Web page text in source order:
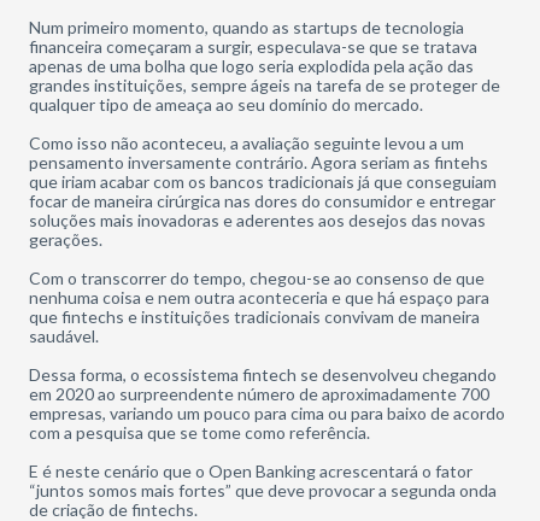
Num primeiro momento, quando as startups de tecnologia
financeira começaram a surgir, especulava-se que se tratava
apenas de uma bolha que logo seria explodida pela ação das
grandes instituições, sempre ágeis na tarefa de se proteger de
qualquer tipo de ameaça ao seu domínio do mercado.
Como isso não aconteceu, a avaliação seguinte levou a um
pensamento inversamente contrário. Agora seriam as fintehs
que iriam acabar com os bancos tradicionais já que conseguiam
focar de maneira cirúrgica nas dores do consumidor e entregar
soluções mais inovadoras e aderentes aos desejos das novas
gerações.
Com o transcorrer do tempo, chegou-se ao consenso de que
nenhuma coisa e nem outra aconteceria e que há espaço para
que fintechs e instituições tradicionais convivam de maneira
saudável.
Dessa forma, o ecossistema fintech se desenvolveu chegando
em 2020 ao surpreendente número de aproximadamente 700
empresas, variando um pouco para cima ou para baixo de acordo
com a pesquisa que se tome como referência.
E é neste cenário que o Open Banking acrescentará o fator
“juntos somos mais fortes” que deve provocar a segunda onda
de criação de fintechs.